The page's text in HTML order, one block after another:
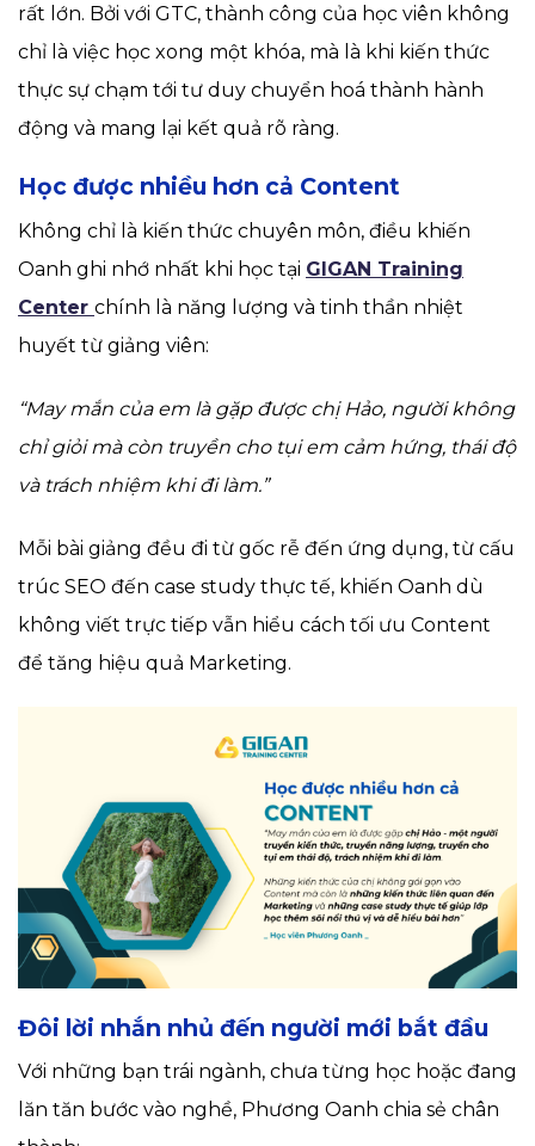
rất lớn. Bởi với GTC, thành công của học viên không
chỉ là việc học xong một khóa, mà là khi kiến thức
thực sự chạm tới tư duy chuyển hoá thành hành
động và mang lại kết quả rõ ràng.
Học được nhiều hơn cả Content
Không chỉ là kiến thức chuyên môn, điều khiến
Oanh ghi nhớ nhất khi học tại GIGAN Training
Center chính là năng lượng và tinh thần nhiệt
huyết từ giảng viên:
“May mắn của em là gặp được chị Hảo, người không
chỉ giỏi mà còn truyền cho tụi em cảm hứng, thái độ
và trách nhiệm khi đi làm.”
Mỗi bài giảng đều đi từ gốc rễ đến ứng dụng, từ cấu
trúc SEO đến case study thực tế, khiến Oanh dù
không viết trực tiếp vẫn hiểu cách tối ưu Content
để tăng hiệu quả Marketing.
Đôi lời nhắn nhủ đến người mới bắt đầu
Với những bạn trái ngành, chưa từng học hoặc đang
lăn tăn bước vào nghề, Phương Oanh chia sẻ chân